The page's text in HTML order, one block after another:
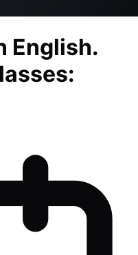
English.